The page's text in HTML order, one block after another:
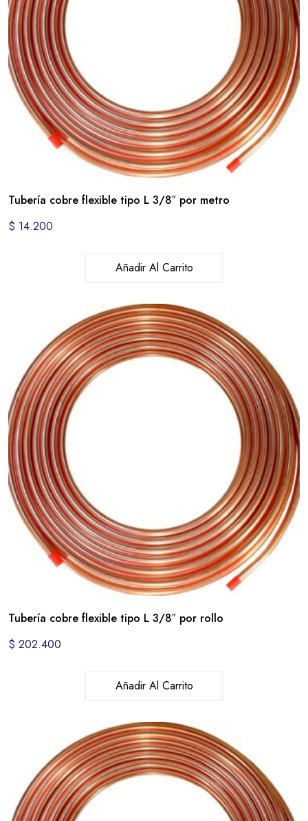
Tubería cobre flexible tipo L 3/8″ por metro
$ 14.200
Añadir Al Carrito
Tubería cobre flexible tipo L 3/8″ por rollo
$ 202.400
Añadir Al Carrito